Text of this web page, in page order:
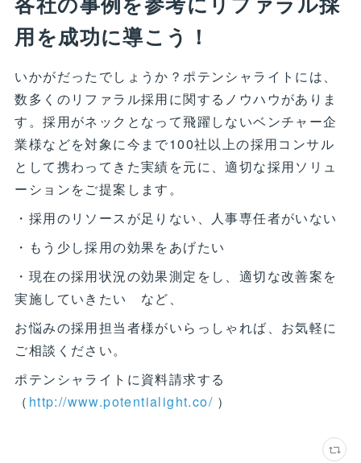
用を成功に導こう！
いかがだったでしょうか？ポテンシャライトには、
数多くのリファラル採用に関するノウハウがありま
す。採用がネックとなって飛躍しないベンチャー企
業様などを対象に今まで100社以上の採用コンサル
として携わってきた実績を元に、適切な採用ソリュ
ーションをご提案します。
・採用のリソースが足りない、人事専任者がいない
・もう少し採用の効果をあげたい
・現在の採用状況の効果測定をし、適切な改善案を
実施していきたい など、
お悩みの採用担当者様がいらっしゃれば、お気軽に
ご相談ください。
ポテンシャライトに資料請求する
（ http://www.potentialight.co/ ）